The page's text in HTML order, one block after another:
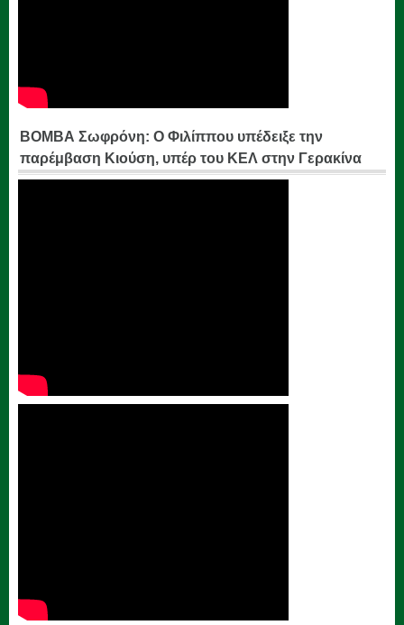
ΒΟΜΒΑ Σωφρόνη: Ο Φιλίππου υπέδειξε την
παρέμβαση Κιούση, υπέρ του ΚΕΛ στην Γερακίνα